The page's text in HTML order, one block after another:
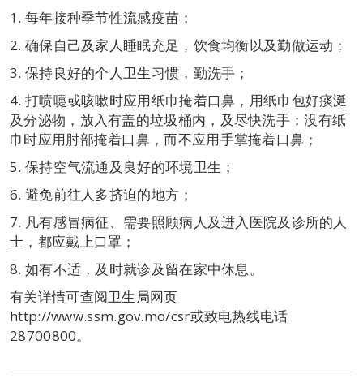
1. 每年接种季节性流感疫苗；
2. 确保自己及家人睡眠充足，饮食均衡以及勤做运动；
3. 保持良好的个人卫生习惯，勤洗手；
4. 打喷嚏或咳嗽时应用纸巾掩着口鼻，用纸巾包好痰涎
及分泌物，放入有盖的垃圾桶内，及尽快洗手；没有纸
巾时应用肘部掩着口鼻，而不应用手掌掩着口鼻；
5. 保持空气流通及良好的环境卫生；
6. 避免前往人多挤迫的地方；
7. 凡有感冒病征、需要照顾病人及进入医院及诊所的人
士，都应戴上口罩；
8. 如有不适，及时就诊及留在家中休息。
有关详情可查阅卫生局网页
http://www.ssm.gov.mo/csr或致电热线电话
28700800。